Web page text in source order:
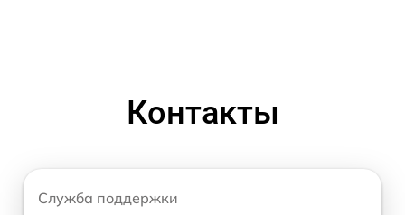
Контакты
Служба поддержки